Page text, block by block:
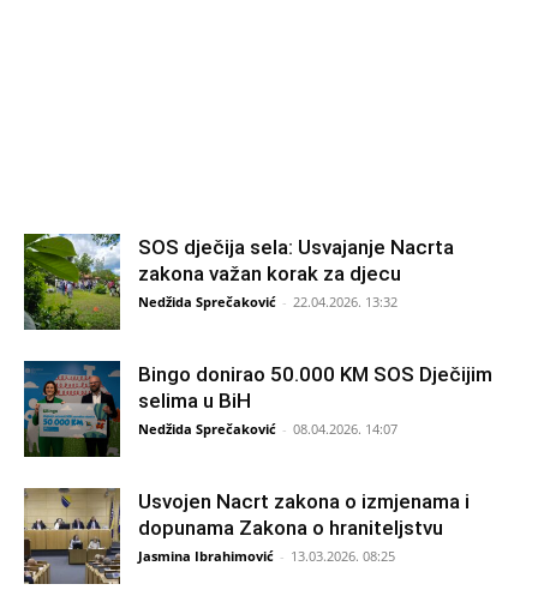
SOS dječija sela: Usvajanje Nacrta
zakona važan korak za djecu
Nedžida Sprečaković - 22.04.2026. 13:32
Bingo donirao 50.000 KM SOS Dječijim
selima u BiH
Nedžida Sprečaković - 08.04.2026. 14:07
Usvojen Nacrt zakona o izmjenama i
dopunama Zakona o hraniteljstvu
Jasmina Ibrahimović - 13.03.2026. 08:25